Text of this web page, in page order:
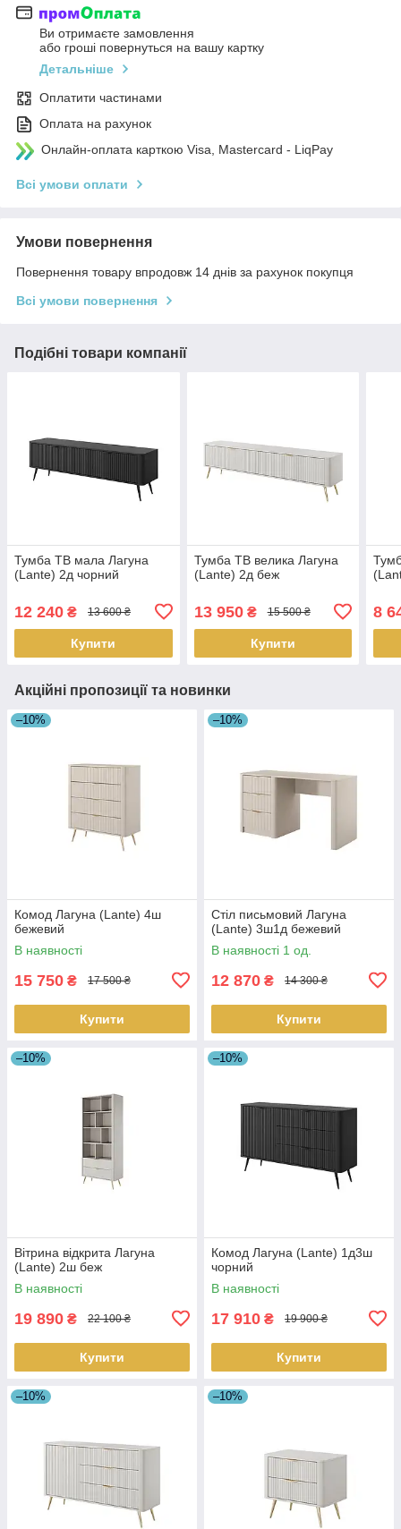
Ви отримаєте замовлення
або гроші повернуться на вашу картку
Детальніше
Оплатити частинами
Оплата на рахунок
Онлайн-оплата карткою Visa, Mastercard - LiqPay
Всі умови оплати
Умови повернення
Повернення товару впродовж 14 днів за рахунок покупця
Всі умови повернення
Подібні товари компанії
Тумба ТВ мала Лагуна
(Lante) 2д чорний
12 240 ₴ 13 600 ₴
Купити
Тумба ТВ велика Лагуна
(Lante) 2д беж
13 950₴ 15 500 ₴
Купити
8
Акційні пропозиції та новинки
–10%
Комод Лагуна (Lante) 4ш
бежевий
В наявності
15 750 ₴ 17 500 ₴
Купити
–10%
Стіл письмовий Лагуна
(Lante) 3ш1д бежевий
В наявності 1 од.
12 870 ₴ 14 300 ₴
Купити
–10%
Вітрина відкрита Лагуна
(Lante) 2ш беж
В наявності
19 890 ₴ 22 100 ₴
Купити
–10%
Комод Лагуна (Lante) 1д3ш
чорний
В наявності
17 910 ₴ 19 900 ₴
Купити
–10% –10%